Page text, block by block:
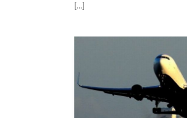
[…]